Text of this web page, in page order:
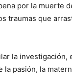
por la muerte
traumas que
la
pasión, la